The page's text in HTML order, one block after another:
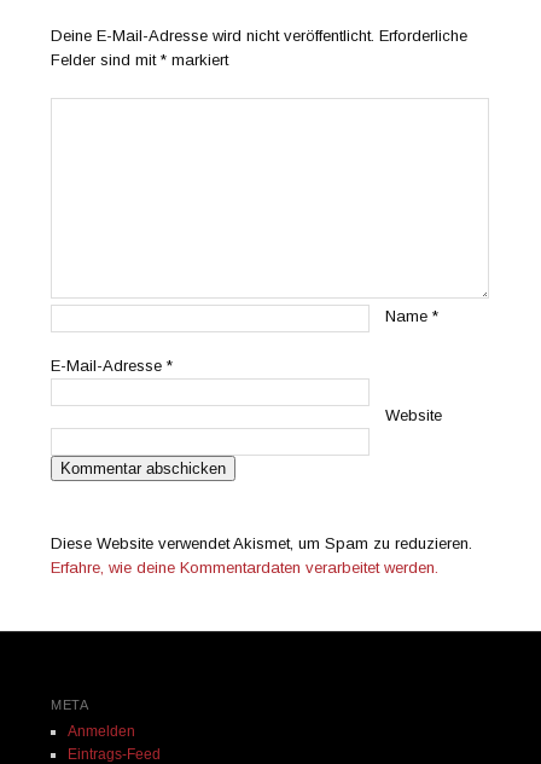
Deine E-Mail-Adresse wird nicht veröffentlicht. Erforderliche
Felder sind mit* markiert
Name*
E-Mail-Adresse*
Website
Diese Website verwendet Akismet, um Spam zu reduzieren.
Erfahre, wie deine Kommentardaten verarbeitet werden.
META
Anmelden
Eintrags-Feed